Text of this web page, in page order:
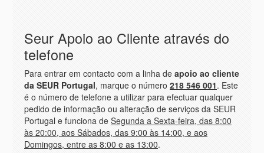
Seur Apoio ao Cliente através do
telefone
Para entrar em contacto com a linha de apoio ao cliente
da SEUR Portugal, marque o número 218 546 001. Este
é o número de telefone a utilizar para efectuar qualquer
pedido de informação ou alteração de serviços da SEUR
Portugal e funciona de Segunda a Sexta-feira, das 8:00
às 20:00, aos Sábados, das 9:00 às 14:00, e aos
Domingos, entre as 8:00 e as 13:00.